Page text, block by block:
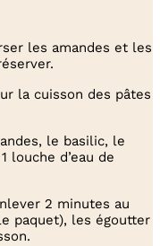
les amandes et les
la cuisson des pâtes
le basilic, le
louche d’eau de
2 minutes au
paquet), les égoutter